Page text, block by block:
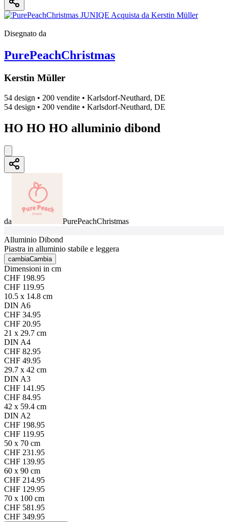
Disegnato da
PurePeachChristmas
Kerstin Müller
54 design • 200 vendite • Karlsdorf-Neuthard, DE
54 design • 200 vendite • Karlsdorf-Neuthard, DE
HO HO HO alluminio dibond
da PurePeachChristmas
Alluminio Dibond
Piastra in alluminio stabile e leggera
cambiaCambia
Dimensioni in cm
CHF 198.95
CHF 119.95
10.5 x 14.8 cm
DIN A6
CHF 34.95
CHF 20.95
21 x 29.7 cm
DIN A4
CHF 82.95
CHF 49.95
29.7 x 42 cm
DIN A3
CHF 141.95
CHF 84.95
42 x 59.4 cm
DIN A2
CHF 198.95
CHF 119.95
50 x 70 cm
CHF 231.95
CHF 139.95
60 x 90 cm
CHF 214.95
CHF 129.95
70 x 100 cm
CHF 581.95
CHF 349.95